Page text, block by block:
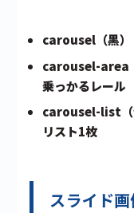
carousel（
carousel-area
乗っかるレール
carousel-list
リスト1枚
スライド